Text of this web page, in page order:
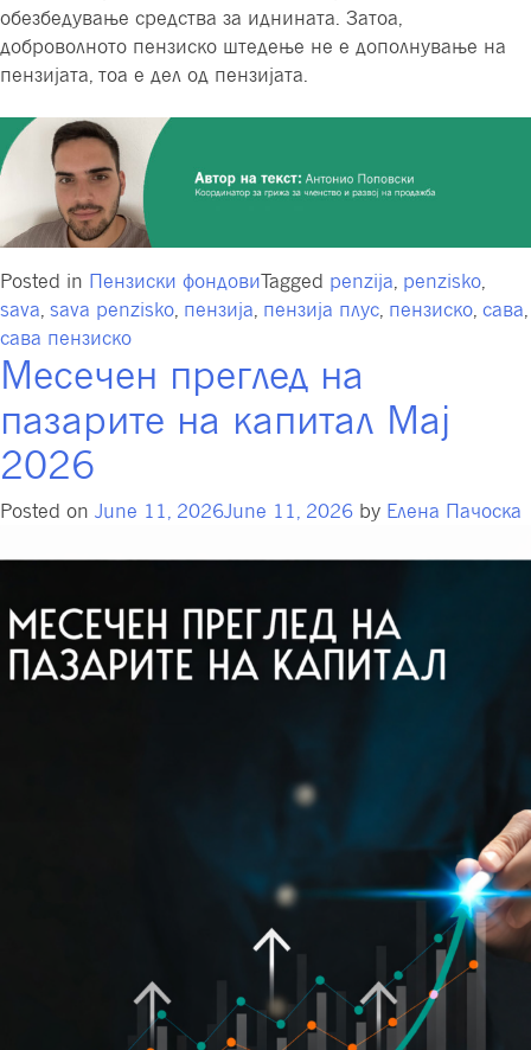
обезбедување средства за иднината. Затоа,
доброволното пензиско штедење не е дополнување на
пензијата, тоа е дел од пензијата.
Posted in Пензиски фондовиTagged penzija penzisko
sava sava penzisko пензија пензија плус пензиско сава
сава пензиско
Месечен преглед на
пазарите на капитал Мај
2026
Posted on June 11, 2026June 11, 2026 by Елена Пачоска